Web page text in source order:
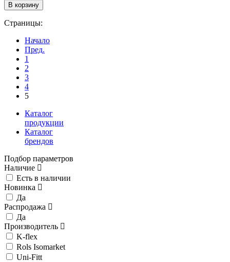
Страницы:
Начало
Пред.
1
2
3
4
5
Каталог
продукции
Каталог
брендов
Подбор параметров
Наличие
Есть в наличии
Новинка
Да
Распродажа
Да
Производитель
K-flex
Rols Isomarket
Uni-Fitt